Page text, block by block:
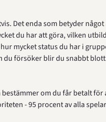
Det enda som betyder något
du har att göra, vilken
mycket status du har i
du försöker blir du snabbt
om du får betalt för
- 95 procent av alla